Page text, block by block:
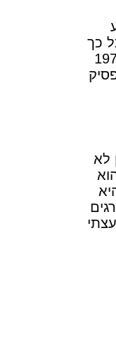
כך
שאפשר למצוא בכל סרטי הנוער בין השנים 1970-
לא